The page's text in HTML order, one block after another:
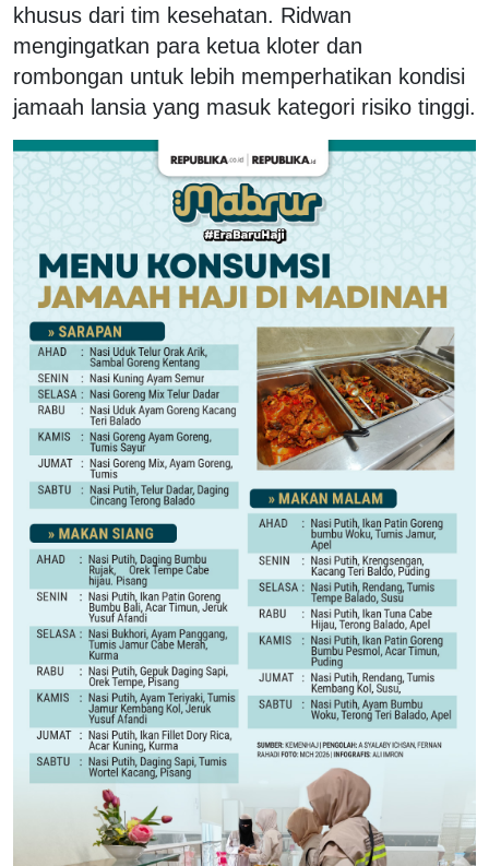
khusus dari tim kesehatan. Ridwan
mengingatkan para ketua kloter dan
rombongan untuk lebih memperhatikan kondisi
jamaah lansia yang masuk kategori risiko tinggi.